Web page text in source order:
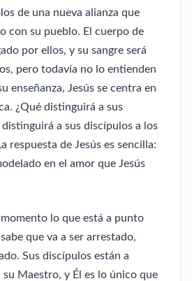
de una nueva alianza que
con su pueblo. El cuerpo de
por ellos, y su sangre ser
pero todavía no lo entienden
enseñanza, Jesús se centra en
¿Qué distinguirá a sus
distinguirá a sus discípulos a los
respuesta de Jesús es sencilla:
en el amor que Jesús
lo que está a punto
que va a ser arrestado,
Sus discípulos están a
Maestro, y Él es lo único que